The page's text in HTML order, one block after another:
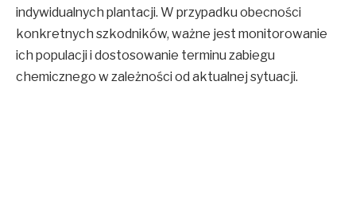
indywidualnych plantacji. W przypadku obecności
konkretnych szkodników, ważne jest monitorowanie
ich populacji i dostosowanie terminu zabiegu
chemicznego w zależności od aktualnej sytuacji.